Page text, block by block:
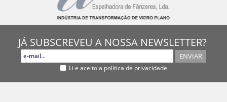
JÁ SUBSCREVEU A NOSSA NEWSLETTER?
ENVIAR
Li e aceito a política de privacidade